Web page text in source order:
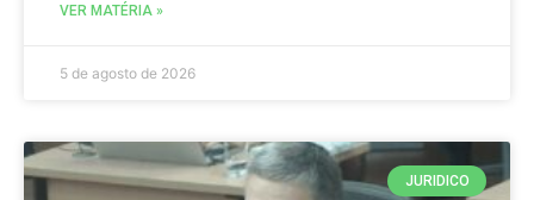
VER MATÉRIA »
5 de agosto de 2026
JURIDICO